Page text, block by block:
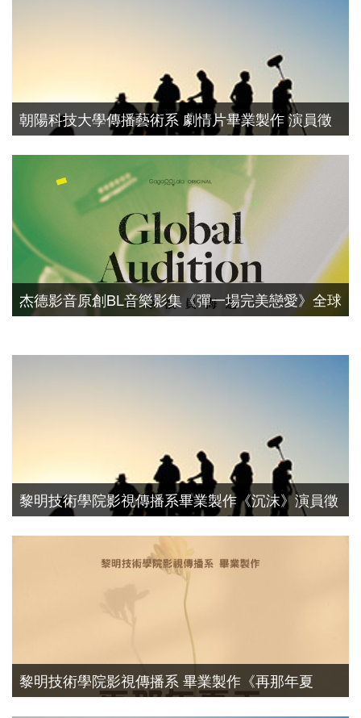
朝陽科技大學傳播藝術系 劇情片畢業製作 演員徵
選
演員徵選
杰德影音原創BL音樂影集《彈一場完美戀愛》全球
海選
演員徵選
黎明技術學院影視傳播系畢業製作《沉沫》演員徵
選
黎明技術學院影視傳播系 畢業製作《再那年夏
天》演員徵選